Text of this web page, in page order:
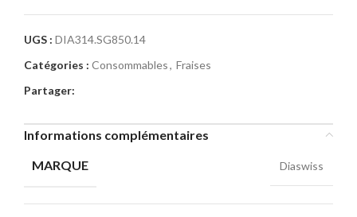
UGS : DIA314.SG850.14
Catégories : Consommables, Fraises
Partager:
Informations complémentaires
MARQUE
Diaswiss